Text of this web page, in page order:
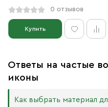
0 отзывов
Купить
Ответы на частые
иконы
Как выбрать материал